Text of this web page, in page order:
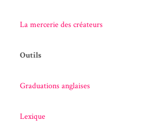
La mercerie des créateurs
Outils
Graduations anglaises
Lexique